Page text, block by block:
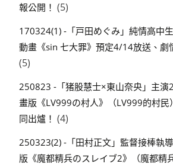
報公開！ (5)
170324(1) -「戸田めぐみ」純情高中
動畫《sin 七大罪》預定4/14放送、劇
(5)
250823 -「猪股慧士×東山奈央」主演
畫版《LV999の村人》（LV999的村
同出爐！ (4)
250323(2) -「田村正文」監督接棒執
版《魔都精兵のスレイブ2》（魔都精